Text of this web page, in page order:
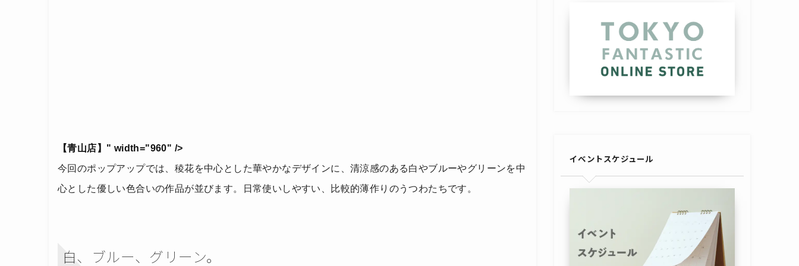
【青山店】" width="960" />
今回のポップアップでは、稜花を中心とした華やかなデザインに、清涼感のある白やブルーやグリーンを中
心とした優しい色合いの作品が並びます。日常使いしやすい、比較的薄作りのうつわたちです。
白、ブルー、グリーン。
イベントスケジュール